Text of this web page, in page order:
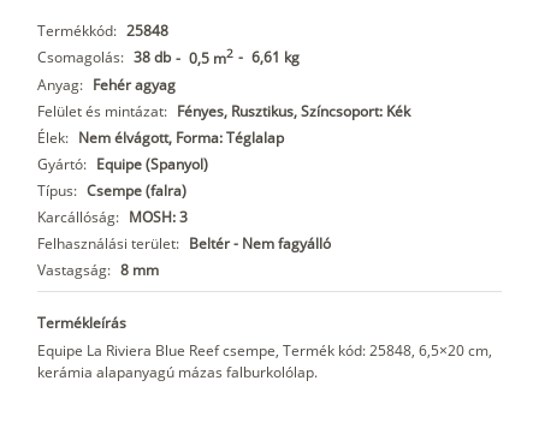
Termékkód: 25848
Csomagolás: 38 db - 0,5 m2 - 6,61 kg
Anyag: Fehér agyag
Felület és mintázat: Fényes, Rusztikus, Színcsoport: Kék
Élek: Nem élvágott, Forma: Téglalap
Gyártó: Equipe (Spanyol)
Típus: Csempe (falra)
Karcállóság: MOSH: 3
Felhasználási terület: Beltér - Nem fagyálló
Vastagság: 8 mm
Termékleírás
Equipe La Riviera Blue Reef csempe, Termék kód: 25848, 6,5×20 cm,
kerámia alapanyagú mázas falburkolólap.